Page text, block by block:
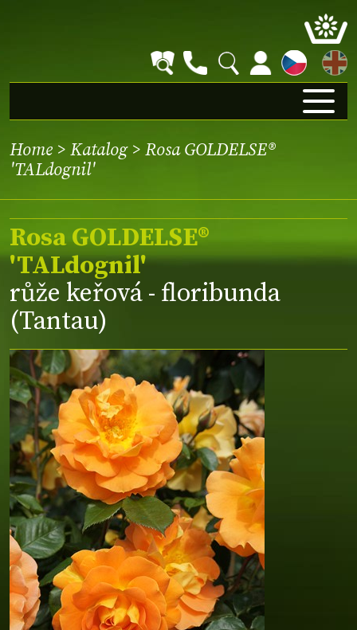
EN
Home > Katalog> Rosa GOLDELSE®
'TALdognil'
Rosa GOLDELSE®
'TALdognil'
růže keřová - floribunda
(Tantau)